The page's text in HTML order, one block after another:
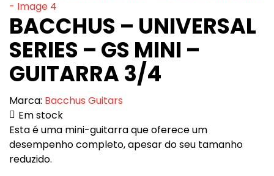
BACCHUS – UNIVERSAL
SERIES – GS MINI –
GUITARRA 3/4
Marca: Bacchus Guitars
Em stock
Esta é uma mini-guitarra que oferece um
desempenho completo, apesar do seu tamanho
reduzido.